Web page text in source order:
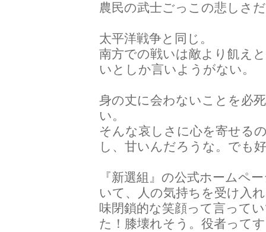
農民の武士ごっこの悲しさ
太平洋戦争と同じ。
南方での戦いは敵より飢え
いとしか言いようがない。
身の丈に会わないことを必
い。
そんな哀しさに心を寄せる
し、甘いんだろうな。でも
『新選組』の公式ホームペ
いて、人の気持ちを受け入
味閉鎖的な笑顔って言って
た！膝壊れそう。役者って